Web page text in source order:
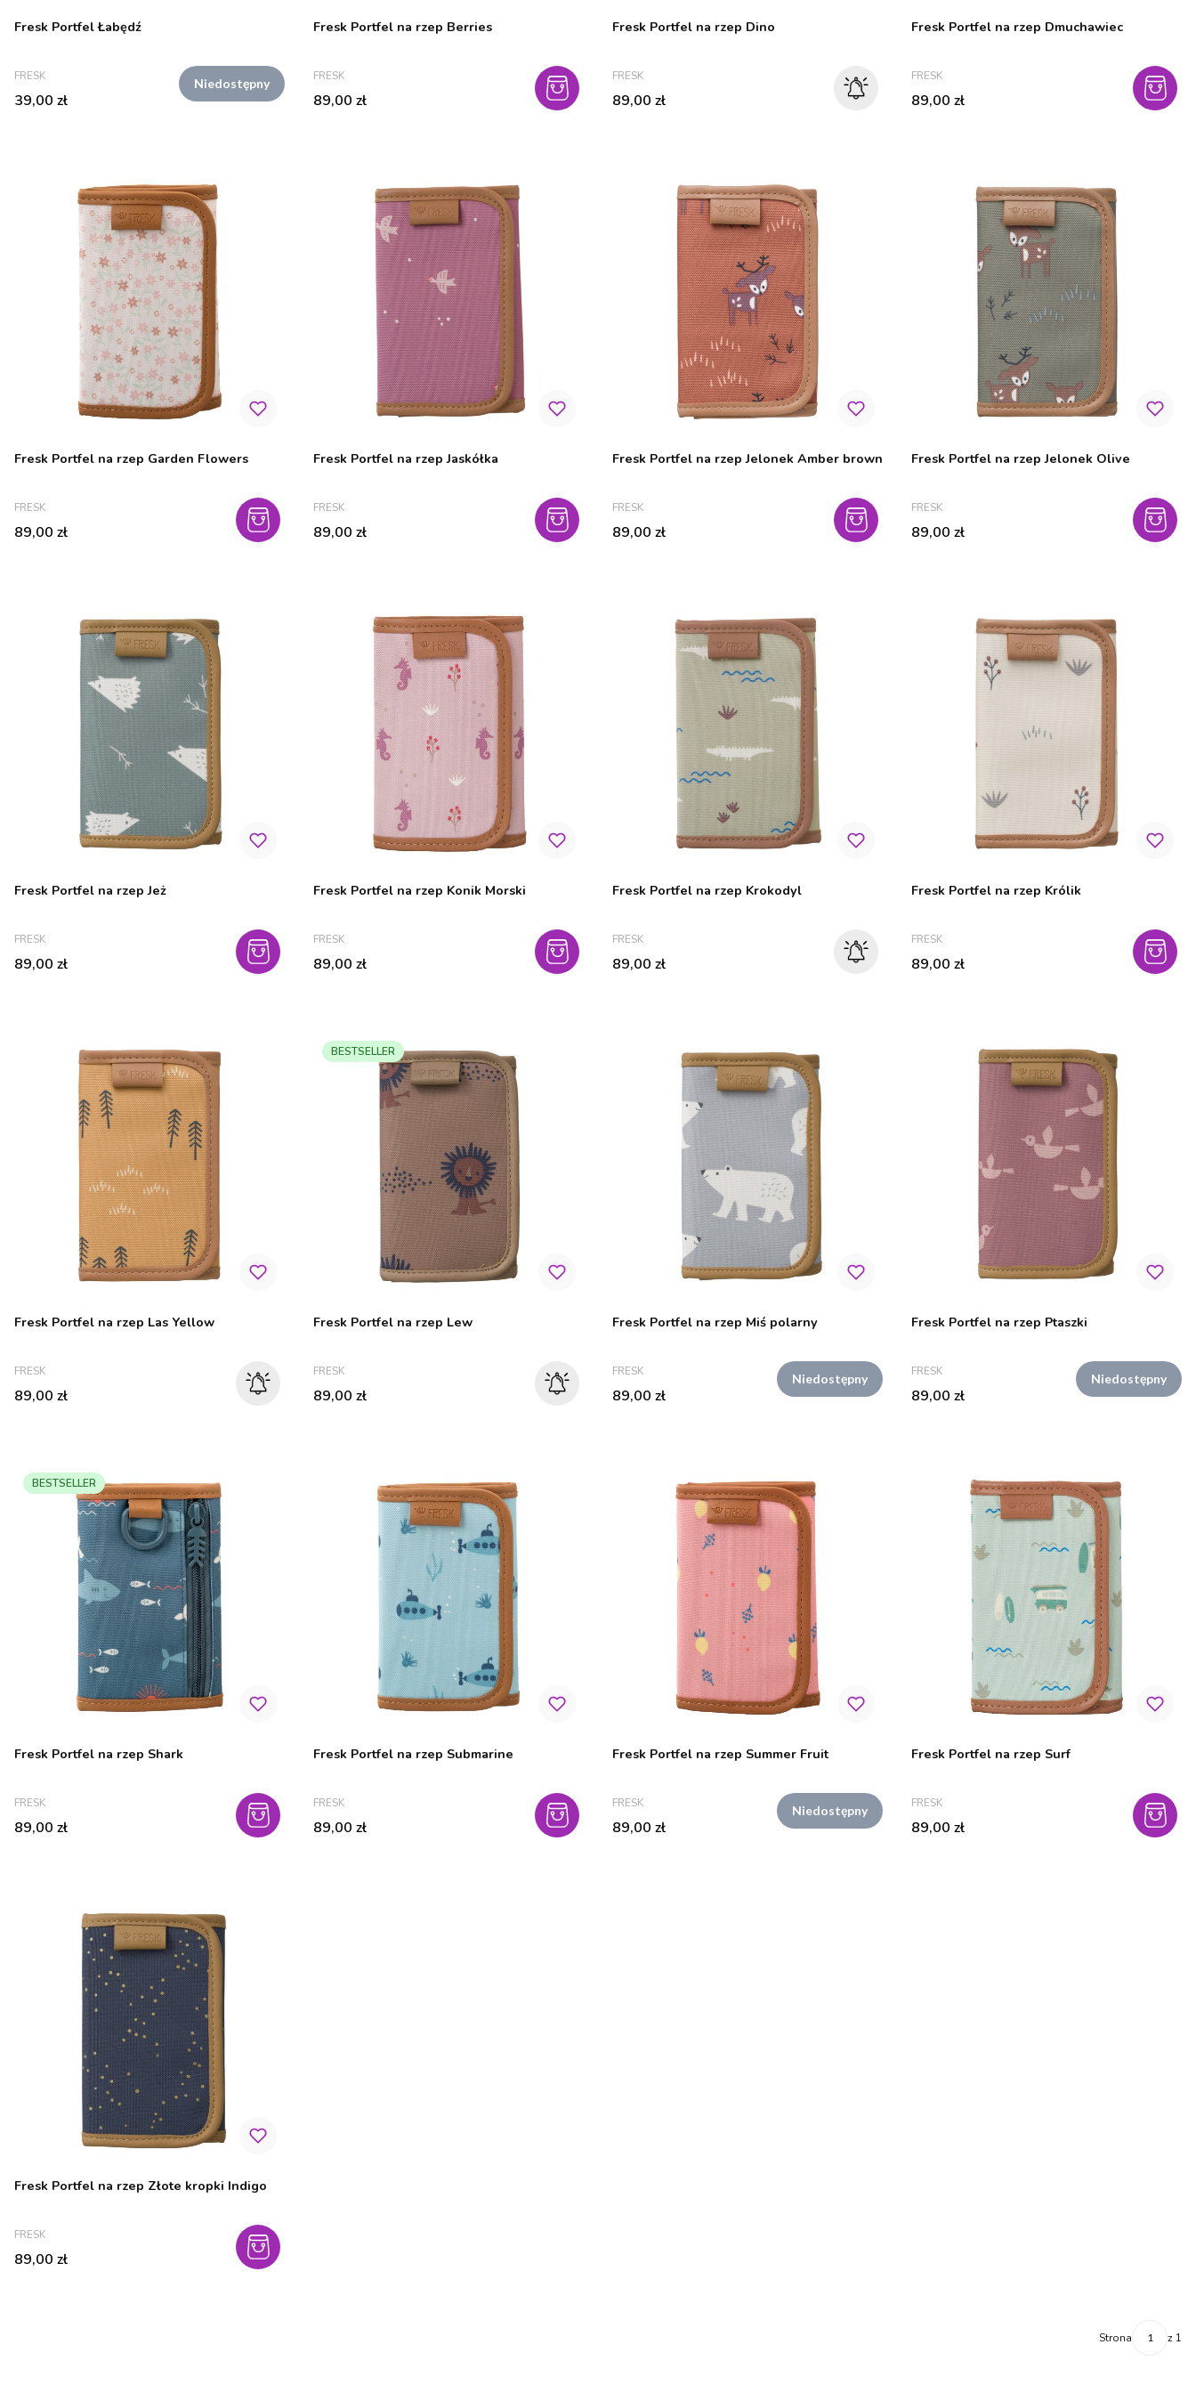
Fresk Portfel Łabędź
PRODUCENT
FRESK
Cena
39,00 zł
Niedostępny
Fresk Portfel na rzep Berries
PRODUCENT
FRESK
Cena
89,00 zł
Fresk Portfel na rzep Dino
PRODUCENT
FRESK
Cena
89,00 zł
Fresk Portfel na rzep Dmuchawiec
PRODUCENT
FRESK
Cena
89,00 zł
Fresk Portfel na rzep Garden Flowers
PRODUCENT
FRESK
Cena
89,00 zł
Fresk Portfel na rzep Jaskółka
PRODUCENT
FRESK
Cena
89,00 zł
Fresk Portfel na rzep Jelonek Amber brown
PRODUCENT
FRESK
Cena
89,00 zł
Fresk Portfel na rzep Jelonek Olive
PRODUCENT
FRESK
Cena
89,00 zł
Fresk Portfel na rzep Jeż
PRODUCENT
FRESK
Cena
89,00 zł
Fresk Portfel na rzep Konik Morski
PRODUCENT
FRESK
Cena
89,00 zł
Fresk Portfel na rzep Krokodyl
PRODUCENT
FRESK
Cena
89,00 zł
Fresk Portfel na rzep Królik
PRODUCENT
FRESK
Cena
89,00 zł
Fresk Portfel na rzep Las Yellow
PRODUCENT
FRESK
Cena
89,00 zł
BESTSELLER
Fresk Portfel na rzep Lew
PRODUCENT
FRESK
Cena
89,00 zł
Fresk Portfel na rzep Miś polarny
PRODUCENT
FRESK
Cena
89,00 zł
Niedostępny
Fresk Portfel na rzep Ptaszki
PRODUCENT
FRESK
Cena
89,00 zł
Niedostępny
BESTSELLER
Fresk Portfel na rzep Shark
PRODUCENT
FRESK
Cena
89,00 zł
Fresk Portfel na rzep Submarine
PRODUCENT
FRESK
Cena
89,00 zł
Fresk Portfel na rzep Summer Fruit
PRODUCENT
FRESK
Cena
89,00 zł
Niedostępny
Fresk Portfel na rzep Surf
PRODUCENT
FRESK
Cena
89,00 zł
Fresk Portfel na rzep Złote kropki Indigo
PRODUCENT
FRESK
Cena
89,00 zł
Strona z 1